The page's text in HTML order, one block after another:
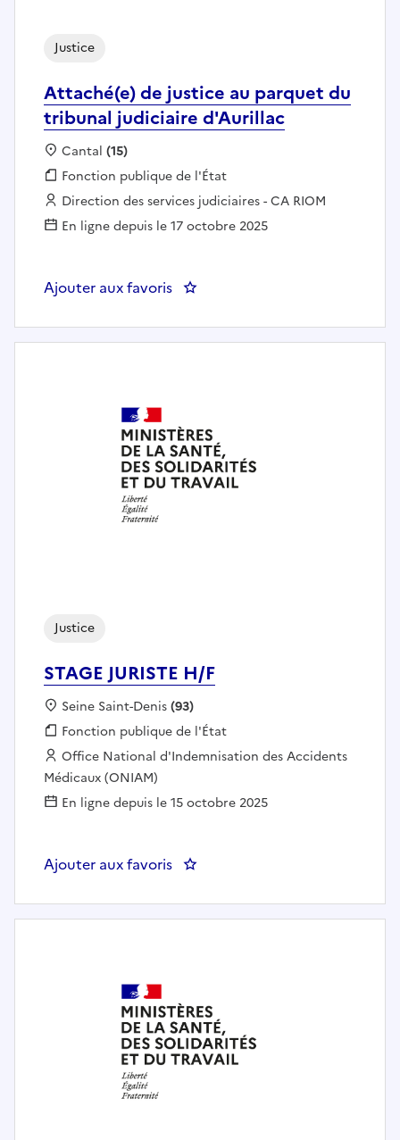
Attaché(e) de justice au parquet du
tribunal judiciaire d'Aurillac
Justice
Localisation :
Cantal (15)
Fonction publique :
Fonction publique de l'État
Employeur :
Direction des services judiciaires - CA RIOM
En ligne depuis le 17 octobre 2025
Ajouter aux favoris : Attaché(e) de justice au
STAGE JURISTE H/F
Justice
Localisation :
Seine Saint-Denis(93)
Fonction publique :
Fonction publique de l'État
Employeur :
Office National d'Indemnisation des Accidents
Médicaux (ONIAM)
En ligne depuis le 15 octobre 2025
Ajouter aux favoris : STAGE JURISTE H/F